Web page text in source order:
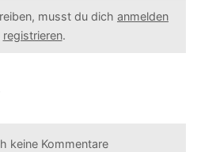
musst du dich anmelden
registrieren.
keine Kommentare